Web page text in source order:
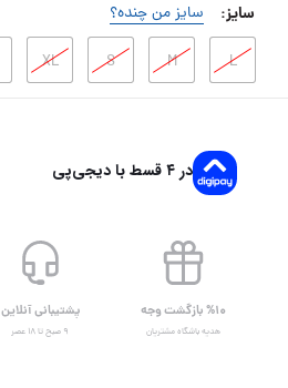
سایز:
L
M
S
XL
سایز من چنده؟
در ۴ قسط با دیجی‌پی
%۱۰ بازگشت وجه
هدیه باشگاه مشتریان
پشتیبانی آنلاین
۹ صبح تا ۱۸ عصر